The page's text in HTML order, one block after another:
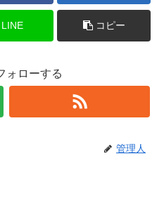
LINE コピー
ォローする
管理人